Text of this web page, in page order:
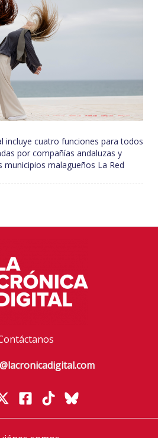
incluye cuatro funciones para todos
por compañías andaluzas y
malagueños La Red